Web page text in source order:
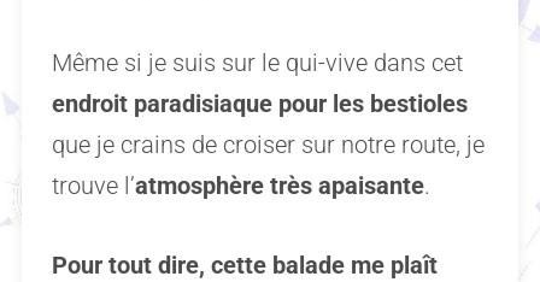
Même si je suis sur le qui-vive dans cet
endroit paradisiaque pour les bestioles
que je crains de croiser sur notre route, je
trouve l’atmosphère très apaisante.
Pour tout dire, cette balade me plaît